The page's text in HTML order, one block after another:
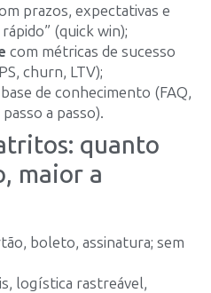
prazos, expectativas e
(quick win);
com métricas de sucesso
churn, LTV);
de conhecimento (FAQ,
a passo).
quanto
maior a
boleto, assinatura; sem
logística rastreável,